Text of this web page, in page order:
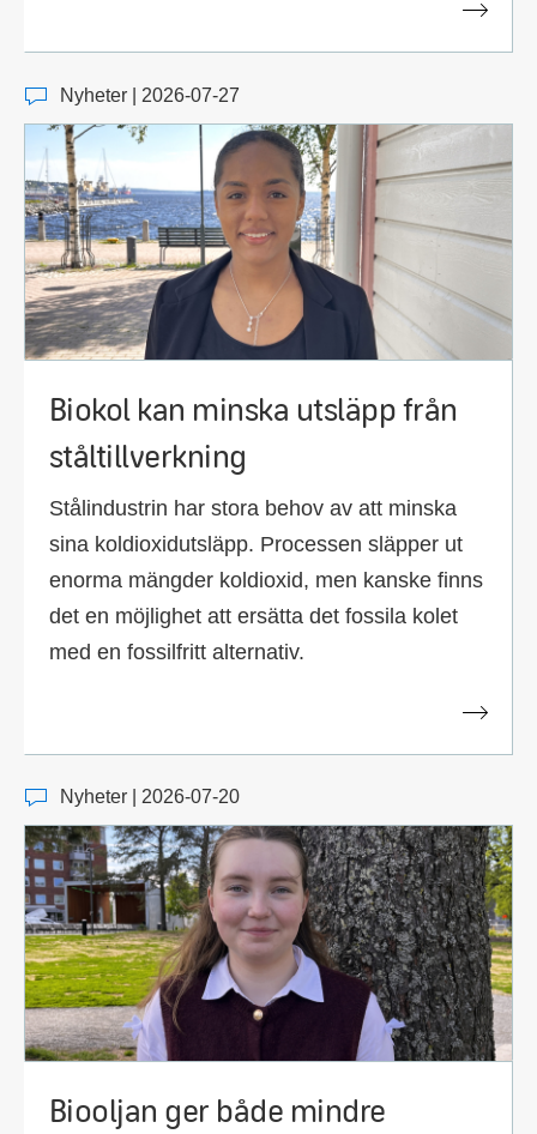
Nyheter | 2026-07-27
Biokol kan minska utsläpp från
ståltillverkning
Stålindustrin har stora behov av att minska
sina koldioxidutsläpp. Processen släpper ut
enorma mängder koldioxid, men kanske finns
det en möjlighet att ersätta det fossila kolet
med en fossilfritt alternativ.
Nyheter | 2026-07-20
Biooljan ger både mindre